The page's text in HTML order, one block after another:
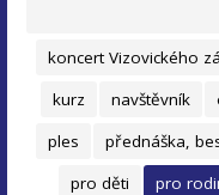
koncert Vizovického
kurz
navštěvník
ples
přednáška,
pro děti
pro